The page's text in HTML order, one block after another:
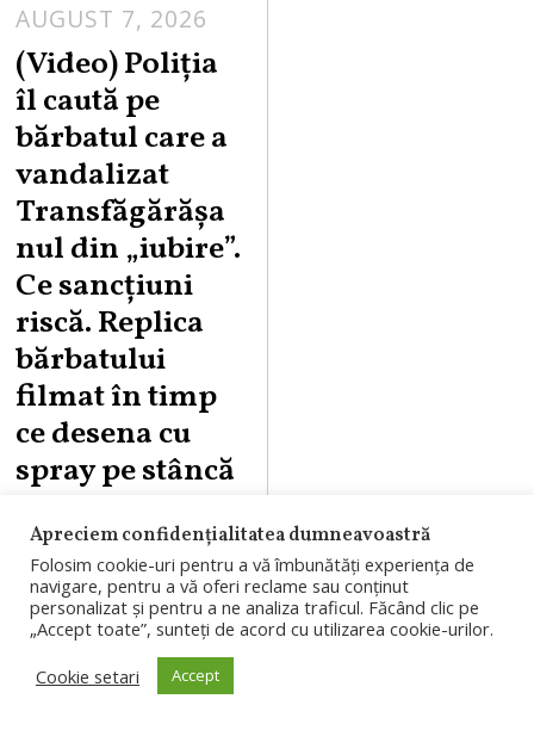
AUGUST 7, 2026
U
G
S
7
,
(Video) Poliția
îl caută pe
bărbatul care a
vandalizat
Transfăgărășa
nul din „iubire”.
Ce sancțiuni
riscă. Replica
bărbatului
filmat în timp
ce desena cu
spray pe stâncă
Polițiștii și
comisarii Gărzii de
Mediu din județul
Argeș fac verificări
pentru
Apreciem confidențialitatea dumneavoastră
Folosim cookie-uri pentru a vă îmbunătăți experiența de
navigare, pentru a vă oferi reclame sau conținut
personalizat și pentru a ne analiza traficul. Făcând clic pe
„Accept toate”, sunteți de acord cu utilizarea cookie-urilor.
Cookie setari
Accept